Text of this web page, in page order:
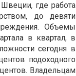
где работа
до девяти
Объемы
в квартал, в
сегодня в
подоходного
Владельцам